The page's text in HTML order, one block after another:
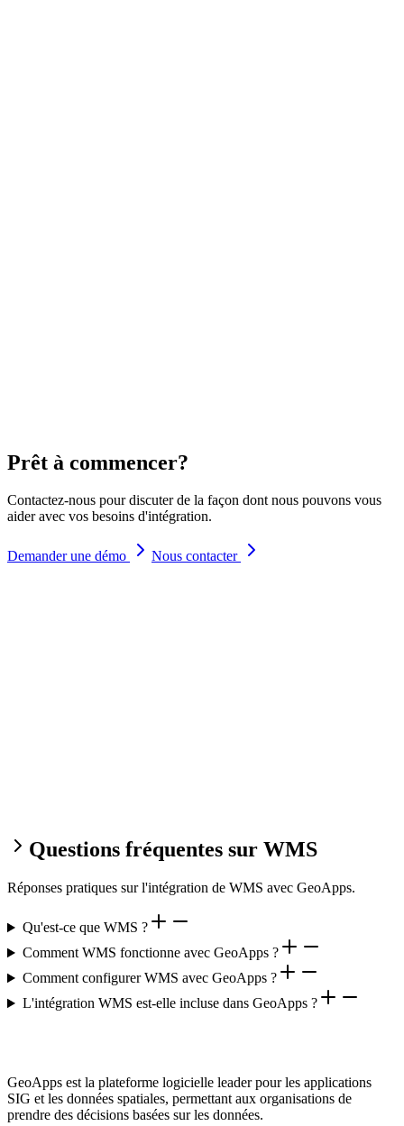
Prêt à commencer?
Contactez-nous pour discuter de la façon dont nous pouvons vous
aider avec vos besoins d'intégration.
Demander une démo Nous contacter
Questions fréquentes sur WMS
Réponses pratiques sur l'intégration de WMS avec GeoApps.
Qu'est-ce que WMS ?
Comment WMS fonctionne avec GeoApps ?
Comment configurer WMS avec GeoApps ?
L'intégration WMS est-elle incluse dans GeoApps ?
GeoApps est la plateforme logicielle leader pour les applications
SIG et les données spatiales, permettant aux organisations de
prendre des décisions basées sur les données.